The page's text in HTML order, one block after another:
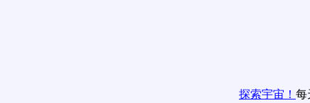
探索宇宙！ 每